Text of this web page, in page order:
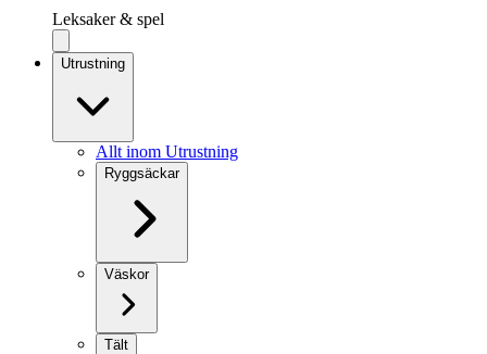
Leksaker & spel
Utrustning
Allt inom Utrustning
Ryggsäckar
Väskor
Tält